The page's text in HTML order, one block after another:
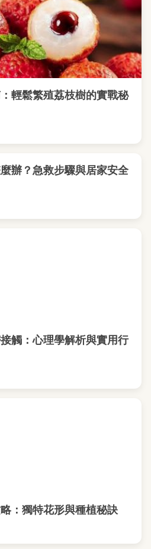
輕鬆繁殖荔枝樹的實戰秘
辦？急救步驟與居家安全
觸：心理學解析與實用行
：獨特花形與種植秘訣